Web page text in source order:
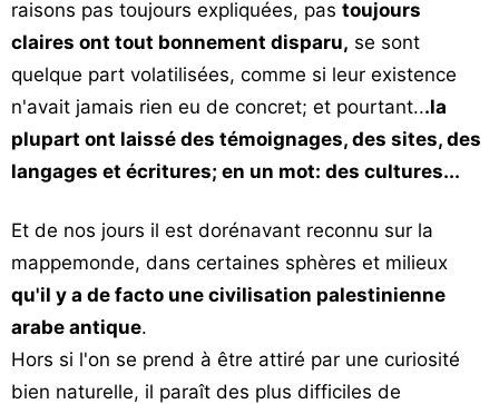
raisons pas toujours expliquées, pas toujours
claires ont tout bonnement disparu, se sont
quelque part volatilisées, comme si leur existence
n'avait jamais rien eu de concret; et pourtant...la
plupart ont laissé des témoignages, des sites, des
langages et écritures; en un mot: des cultures...
Et de nos jours il est dorénavant reconnu sur la
mappemonde, dans certaines sphères et milieux
qu'il y a de facto une civilisation palestinienne
arabe antique.
Hors si l'on se prend à être attiré par une curiosité
bien naturelle, il paraît des plus difficiles de